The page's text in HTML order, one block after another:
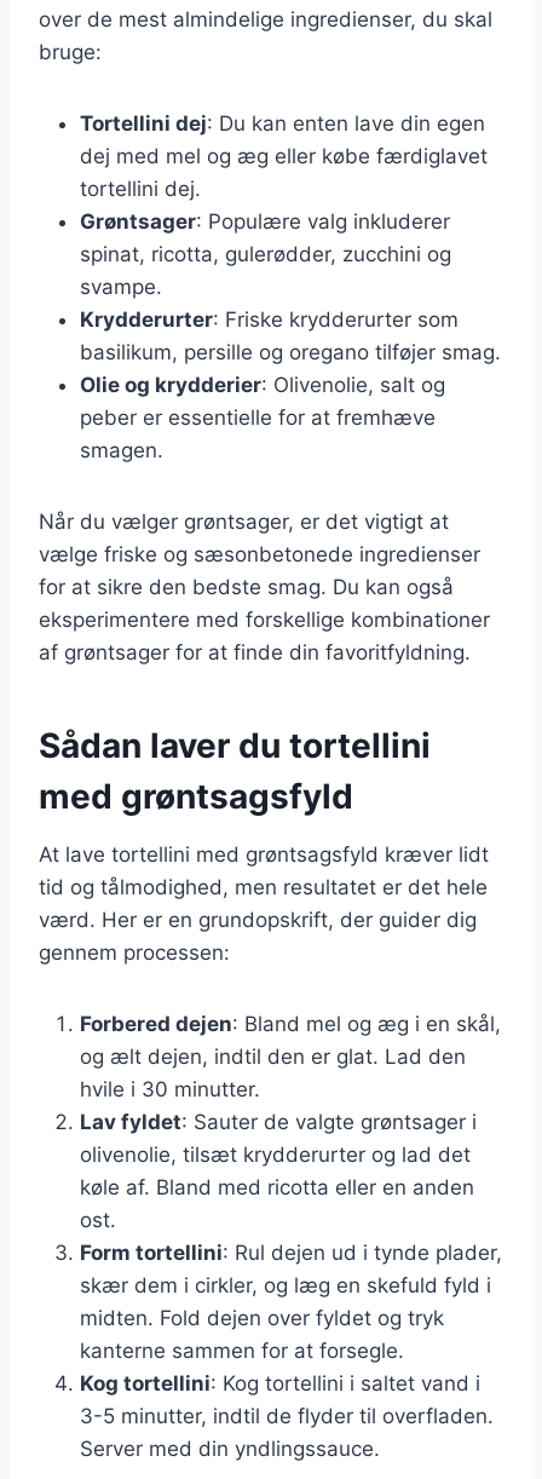
over de mest almindelige ingredienser, du skal
bruge:
Tortellini dej: Du kan enten lave din egen
dej med mel og æg eller købe færdiglavet
tortellini dej.
Grøntsager: Populære valg inkluderer
spinat, ricotta, gulerødder, zucchini og
svampe.
Krydderurter: Friske krydderurter som
basilikum, persille og oregano tilføjer smag.
Olie og krydderier: Olivenolie, salt og
peber er essentielle for at fremhæve
smagen.
Når du vælger grøntsager, er det vigtigt at
vælge friske og sæsonbetonede ingredienser
for at sikre den bedste smag. Du kan også
eksperimentere med forskellige kombinationer
af grøntsager for at finde din favoritfyldning.
Sådan laver du tortellini
med grøntsagsfyld
At lave tortellini med grøntsagsfyld kræver lidt
tid og tålmodighed, men resultatet er det hele
værd. Her er en grundopskrift, der guider dig
gennem processen:
Forbered dejen: Bland mel og æg i en skål,
og ælt dejen, indtil den er glat. Lad den
hvile i 30 minutter.
Lav fyldet: Sauter de valgte grøntsager i
olivenolie, tilsæt krydderurter og lad det
køle af. Bland med ricotta eller en anden
ost.
Form tortellini: Rul dejen ud i tynde plader,
skær dem i cirkler, og læg en skefuld fyld i
midten. Fold dejen over fyldet og tryk
kanterne sammen for at forsegle.
Kog tortellini: Kog tortellini i saltet vand i
3-5 minutter, indtil de flyder til overfladen.
Server med din yndlingssauce.